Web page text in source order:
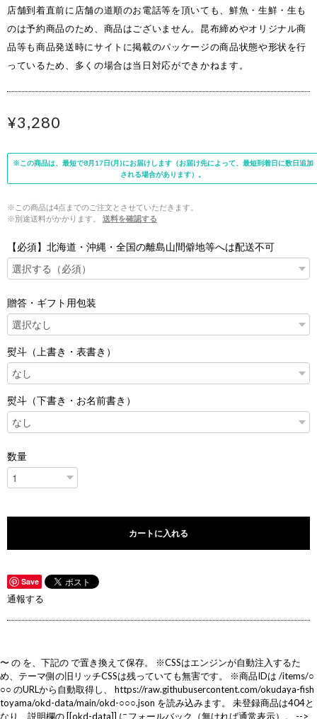
店舗到着直前に店舗の道順のお電話等を頂いても、鮮魚・生鮮・生も
のは予約商品のため、商品はございません。昆布締めやオリジナル商
品等も商品発送時にサイトに掲載のパッケージの商品状態や形状を行
っているため、多くの場合は当日対応ができかねます。
¥3,280
※この商品は、最短で8月17日(月)にお届けします（お届け先によって、最短到着日に数日追加
される場合があります）。
※この商品は4点までのご注文とさせていただきます。
※別途送料がかかります。
送料を確認する
【必須】北海道・沖縄・全国の離島山間僻地等へは配送不可
贈答・ギフト用包装
熨斗（上書き・表書き）
熨斗（下書き・お名前書き）
数量
カートに入れる
Save
通報する
〜の を、下記ので置き換えて保存。 ※CSSはエンジンが自動注入するた
め、テーマ側の旧リッチCSSは残っていても無害です。 ※商品IDは /items/○
○○ のURLから自動取得し、 https://raw.githubusercontent.com/okudaya-fish
toyama/okd-data/main/okd-○○○.json を読み込みます。 未登録商品は404と
なり、説明欄の [[okd-data]] にフォールバック（無ければ通常表示）。 -->